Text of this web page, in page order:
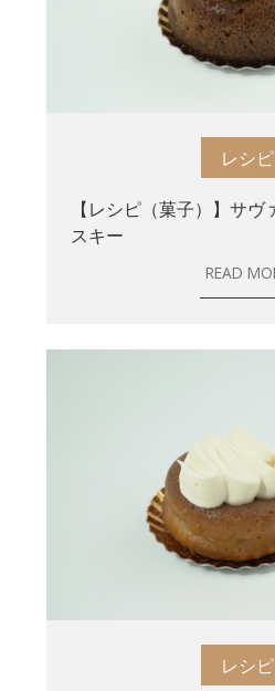
レシピ
【レシピ（菓子）】サヴ
スキー
READ
レシピ